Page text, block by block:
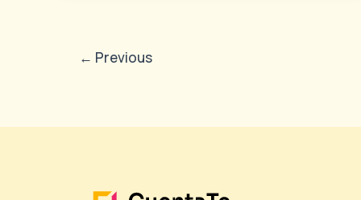
← Previous